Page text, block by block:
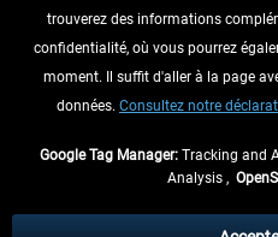
RENONCER AU CONTRAT ICI
INFORMATIONS
NE MANQUEZ PAS
échéant, frais de
trouverez des informations
confidentialité, où vous pourrez
moment. Il suffit d'aller à la page
données. Consultez notre
Google Tag Manager: Tracking and
Analysis ,